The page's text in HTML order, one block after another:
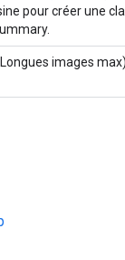
pour créer une
images